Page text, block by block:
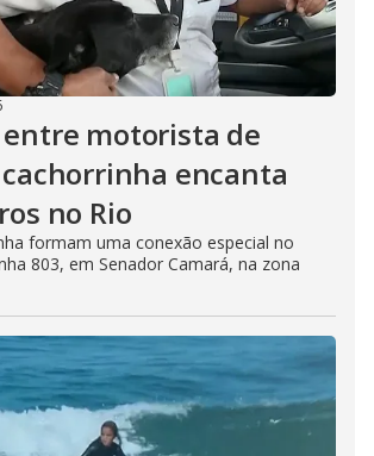
motorista de
encanta
no Rio
formam uma conexão especial no
803, em Senador Camará, na zona